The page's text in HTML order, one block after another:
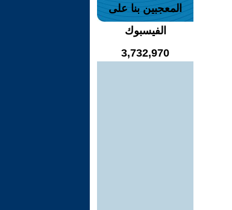
المعجبين بنا على
الفيسبوك
3,732,970